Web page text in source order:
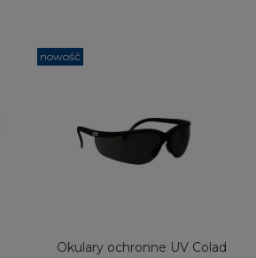
Okulary ochronne UV Colad
nowość